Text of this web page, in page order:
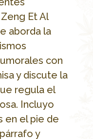
Et Al
aborda la
con
y discute la
regula el
Incluyo
en el pie de
y